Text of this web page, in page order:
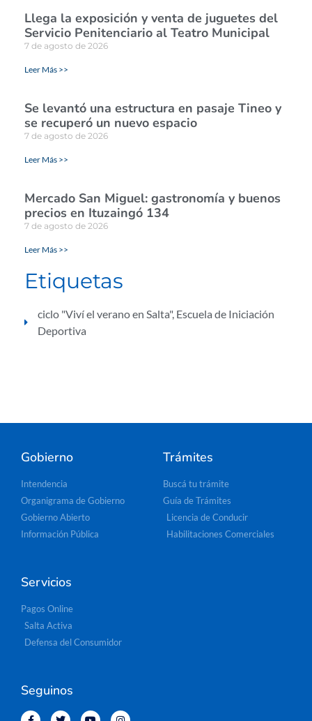
Llega la exposición y venta de juguetes del
Servicio Penitenciario al Teatro Municipal
7 de agosto de 2026
Leer Más >>
Se levantó una estructura en pasaje Tineo y
se recuperó un nuevo espacio
7 de agosto de 2026
Leer Más >>
Mercado San Miguel: gastronomía y buenos
precios en Ituzaingó 134
7 de agosto de 2026
Leer Más >>
Etiquetas
ciclo "Viví el verano en Salta", Escuela de Iniciación
Deportiva
Gobierno
Intendencia
Organigrama de Gobierno
Gobierno Abierto
Información Pública
Trámites
Buscá tu trámite
Guía de Trámites
Licencia de Conducir
Habilitaciones Comerciales
Servicios
Pagos Online
Salta Activa
Defensa del Consumidor
Seguinos